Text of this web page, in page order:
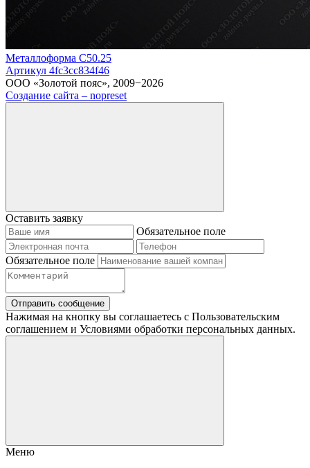
Металлоформа С50.25
Артикул 4fc3cc834f46
ООО «Золотой пояс», 2009−2026
Создание сайта – nopreset
Оставить заявку
Обязательное поле
Обязательное поле
Отправить сообщение
Нажимая на кнопку вы соглашаетесь с Пользовательским
соглашением и Условиями обработки персональных данных.
Меню